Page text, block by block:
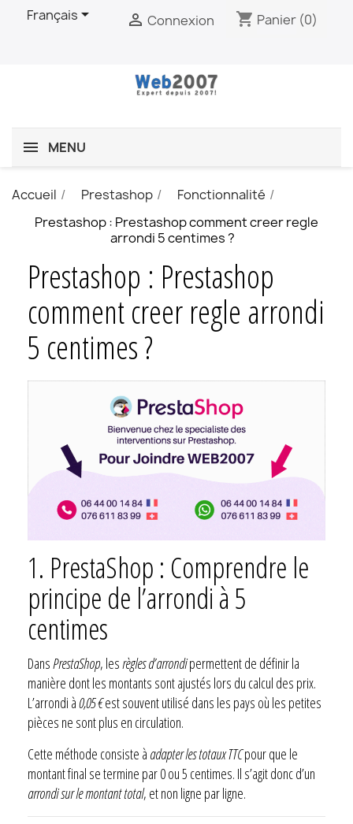
Français  Connexion shopping_cart Panier (0)
MENU
Accueil Prestashop
Fonctionnalité
Prestashop : Prestashop comment creer regle
arrondi 5 centimes ?
Prestashop : Prestashop
comment creer regle arrondi
5 centimes ?
1. PrestaShop : Comprendre le
principe de l’arrondi à 5
centimes
DansPrestaShop, les règles d’arrondipermettent de définir la
manière dont les montants sont ajustés lors du calcul des prix.
L’arrondi à0,05 €est souvent utilisé dans les pays où les petites
pièces ne sont plus en circulation.
Cette méthode consiste à adapter les totaux TTCpour que le
montant final se termine par 0 ou 5 centimes. Il s’agit donc d’un
arrondi sur le montant total, et non ligne par ligne.